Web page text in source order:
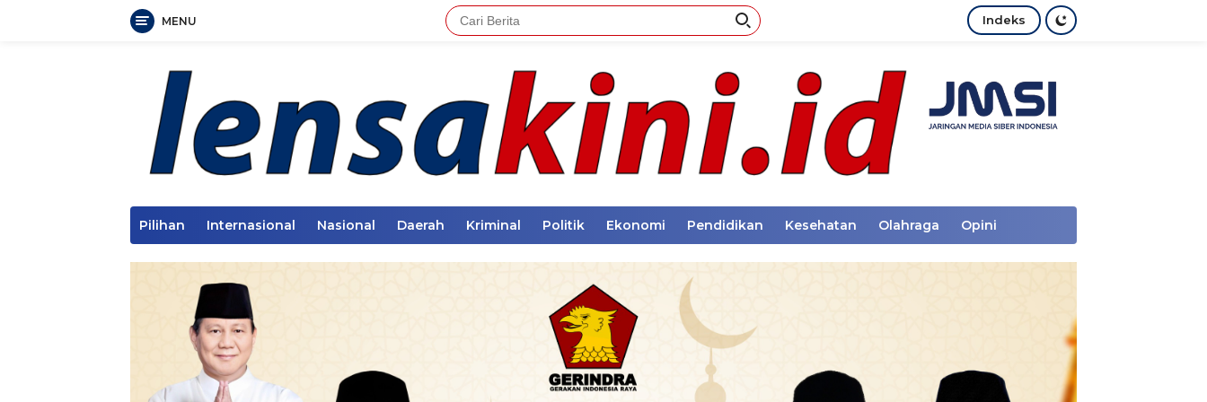
MENU Indeks
Pilihan Internasional Nasional Daerah Kriminal Politik Ekonomi Pendidikan Kesehatan Olahraga Opini